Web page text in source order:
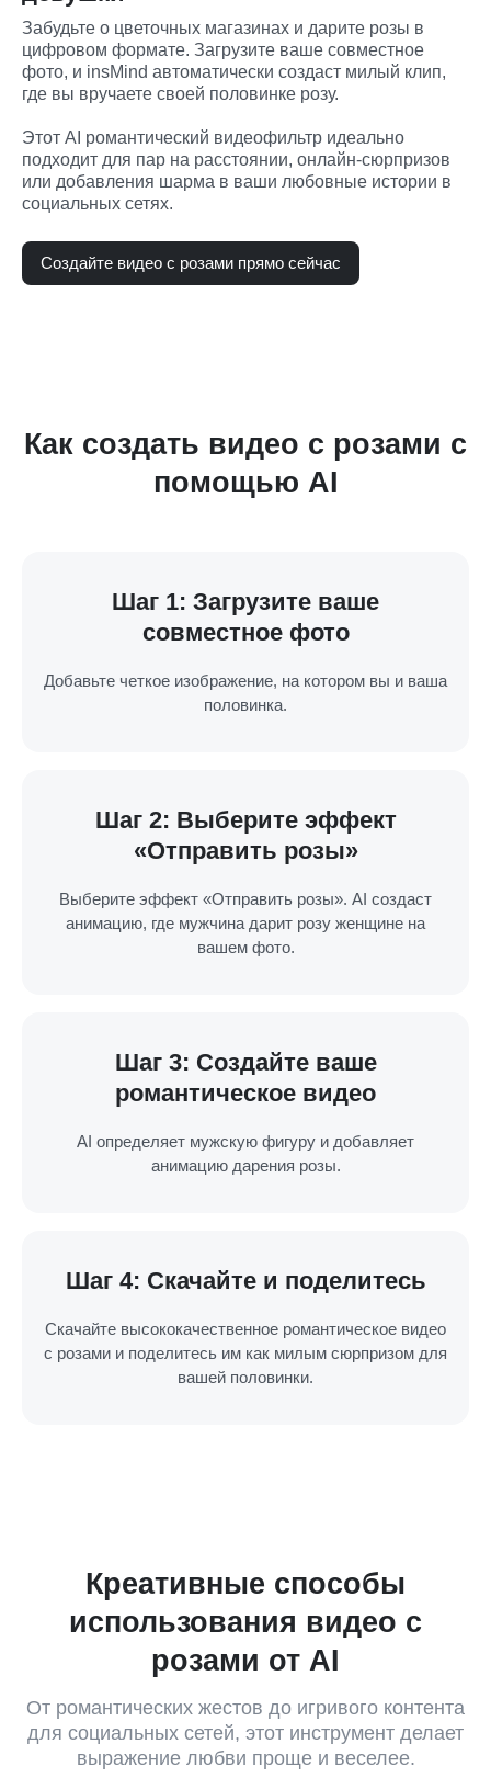
Забудьте о цветочных магазинах и дарите розы в
цифровом формате. Загрузите ваше совместное
фото, и insMind автоматически создаст милый клип,
где вы вручаете своей половинке розу.
Этот AI романтический видеофильтр идеально
подходит для пар на расстоянии, онлайн-сюрпризов
или добавления шарма в ваши любовные истории в
социальных сетях.
Создайте видео с розами прямо сейчас
Как создать видео с розами с
помощью AI
Шаг 1: Загрузите ваше
совместное фото
Добавьте четкое изображение, на котором вы и ваша
половинка.
Шаг 2: Выберите эффект
«Отправить розы»
Выберите эффект «Отправить розы». AI создаст
анимацию, где мужчина дарит розу женщине на
вашем фото.
Шаг 3: Создайте ваше
романтическое видео
AI определяет мужскую фигуру и добавляет
анимацию дарения розы.
Шаг 4: Скачайте и поделитесь
Скачайте высококачественное романтическое видео
с розами и поделитесь им как милым сюрпризом для
вашей половинки.
Креативные способы
использования видео с
розами от AI
От романтических жестов до игривого контента
для социальных сетей, этот инструмент делает
выражение любви проще и веселее.